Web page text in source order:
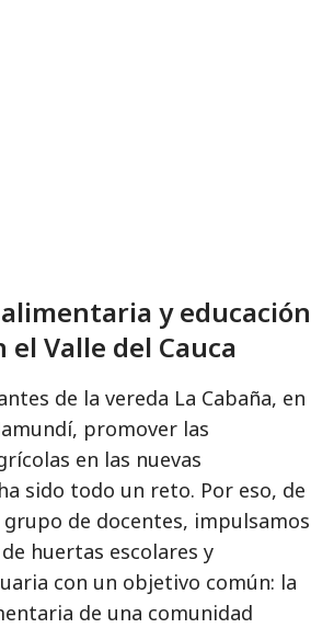
y educación
el Valle del Cauca
de la vereda La Cabaña, en
promover las
en las nuevas
sido todo un reto. Por eso, de
grupo de docentes, impulsamos
huertas escolares y
con un objetivo común: la
de una comunidad